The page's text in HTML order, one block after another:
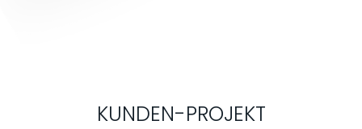
KUNDEN-PROJEKT